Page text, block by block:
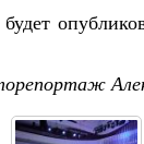
будет